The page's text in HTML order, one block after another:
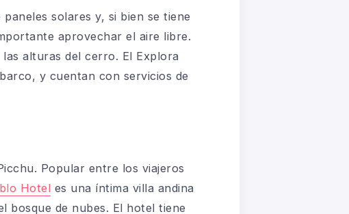
solares y, si bien se tiene
aprovechar el aire libre.
alturas del cerro. El Explora
y cuentan con servicios de
. Popular entre los viajeros
Hotel es una íntima villa andina
bosque de nubes. El hotel tiene